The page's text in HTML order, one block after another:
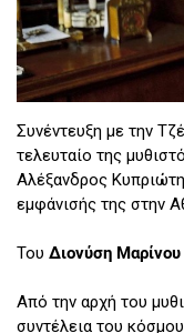
Συνέντευξη με την
τελευταίο της
Αλέξανδρος
εμφάνισής της στην
Του Διονύση Μαρίνου
Από την αρχή του
συντέλεια του